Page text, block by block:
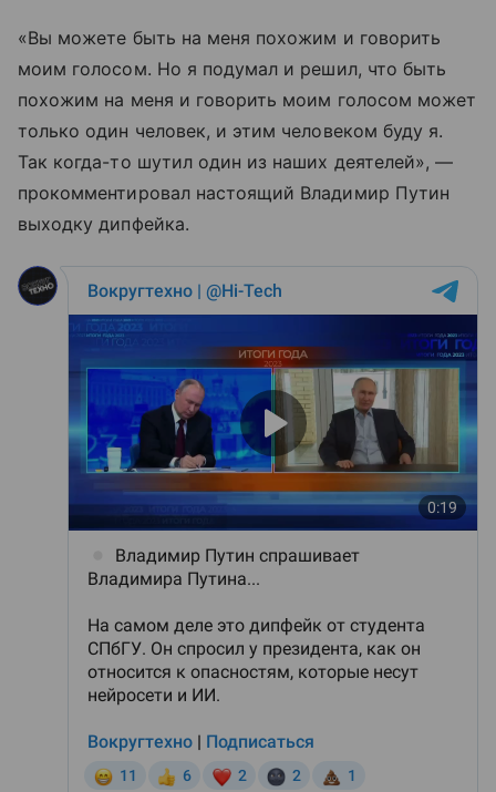
«Вы можете быть на меня похожим и говорить
моим голосом. Но я подумал и решил, что быть
похожим на меня и говорить моим голосом может
только один человек, и этим человеком буду я.
Так когда-то шутил один из наших деятелей», —
прокомментировал настоящий Владимир Путин
выходку дипфейка.